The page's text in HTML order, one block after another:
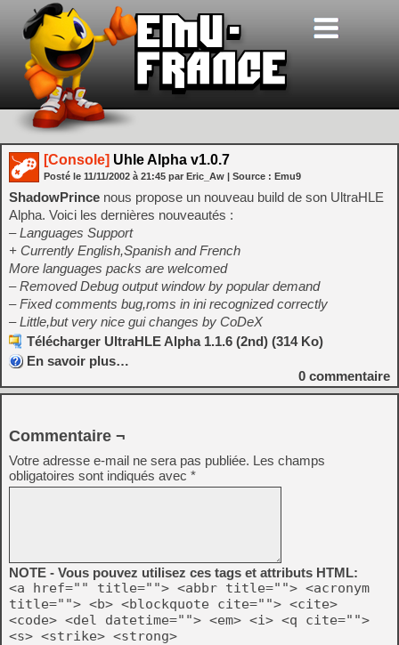
[Console] Uhle Alpha v1.0.7
Posté le 11/11/2002 à 21:45 par Eric_Aw | Source : Emu9
ShadowPrince nous propose un nouveau build de son UltraHLE
Alpha. Voici les dernières nouveautés :
– Languages Support
+ Currently English,Spanish and French
More languages packs are welcomed
– Removed Debug output window by popular demand
– Fixed comments bug,roms in ini recognized correctly
– Little,but very nice gui changes by CoDeX
Télécharger UltraHLE Alpha 1.1.6 (2nd) (314 Ko)
En savoir plus…
0 commentaire
Commentaire ¬
Votre adresse e-mail ne sera pas publiée. Les champs
obligatoires sont indiqués avec *
NOTE - Vous pouvez utilisez ces tags et attributs HTML:
<a href="" title=""> <abbr title=""> <acronym
title=""> <b> <blockquote cite=""> <cite>
<code> <del datetime=""> <em> <i> <q cite="">
<s> <strike> <strong>